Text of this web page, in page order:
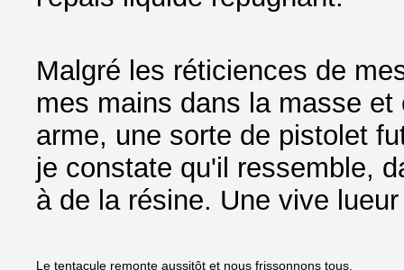
Malgré les réticiences de
mes mains dans la masse
arme, une sorte de pistolet
je constate qu'il ressemble,
à de la résine. Une vive
Le tentacule remonte aussitôt et nous frissonnons tous.